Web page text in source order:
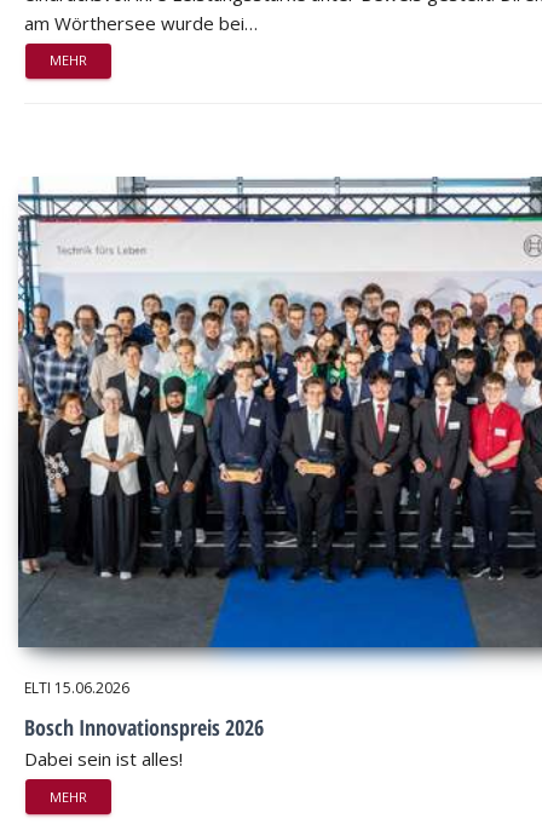
am Wörthersee wurde bei…
MEHR
ELTI 15.06.2026
Bosch Innovationspreis 2026
Dabei sein ist alles!
MEHR